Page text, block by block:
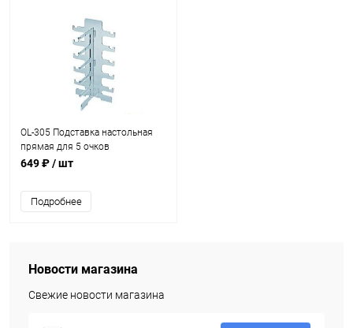
OL-305 Подставка настольная
прямая для 5 очков
170*150*335
649 ₽/ шт
Подробнее
Новости магазина
Свежие новости магазина